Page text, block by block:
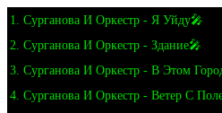
1. Сурганова И Оркестр - Я Уйду🎤
2. Сурганова И Оркестр - Здание🎤
3. Сурганова И Оркестр - В Этом
4. Сурганова И Оркестр - Ветер С